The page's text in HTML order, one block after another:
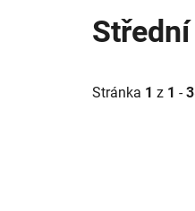
Stránka 1 z 1 -